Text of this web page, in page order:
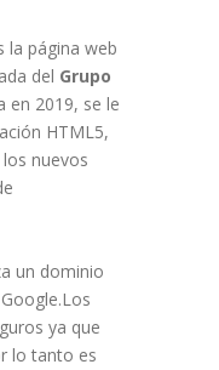
la página web
del Grupo
en 2019, se le
HTML5,
nuevos
un dominio
ya que
lo tanto es